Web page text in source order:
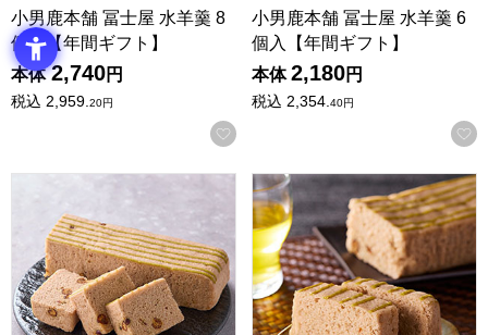
小男鹿本舗 冨士屋 水羊羹 8
個入【年間ギフト】
本体 2,740円
税込 2,959.20円
お気に入りに登録する
小男鹿本舗 冨士屋 水羊羹 6
個入【年間ギフト】
本体 2,180円
税込 2,354. 40円
小男鹿本舗 冨士屋 小男鹿 1本入【年間ギフト】
小男鹿本舗 冨士屋 小男鹿 半